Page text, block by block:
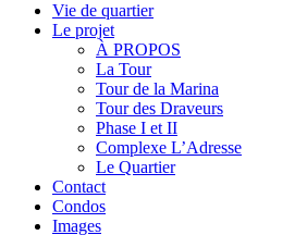
Vie de quartier
Le projet
À PROPOS
La Tour
Tour de la Marina
Tour des Draveurs
Phase I et II
Complexe L’Adresse
Le Quartier
Contact
Condos
Images